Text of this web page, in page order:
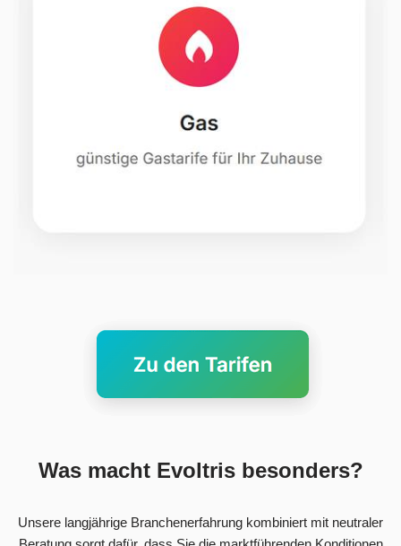
Was macht Evoltris besonders?
Unsere langjährige Branchenerfahrung kombiniert mit neutraler